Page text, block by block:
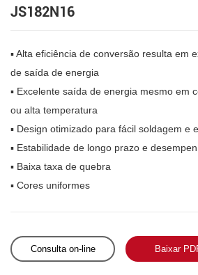
JS182N16
▪ Alta eficiência de conversão resulta em
de saída de energia
▪ Excelente saída de energia mesmo em
ou alta temperatura
▪ Design otimizado para fácil soldagem e
▪ Estabilidade de longo prazo e
▪ Baixa taxa de quebra
▪ Cores uniformes
Consulta on-line Baixar